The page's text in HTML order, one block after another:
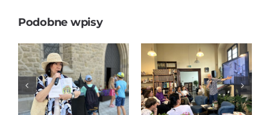
Podobne wpisy
„Tropem
nowosądeckich
JAPONIA BEZ
STEREOTYPÓW
– spotkanie
autorskie z